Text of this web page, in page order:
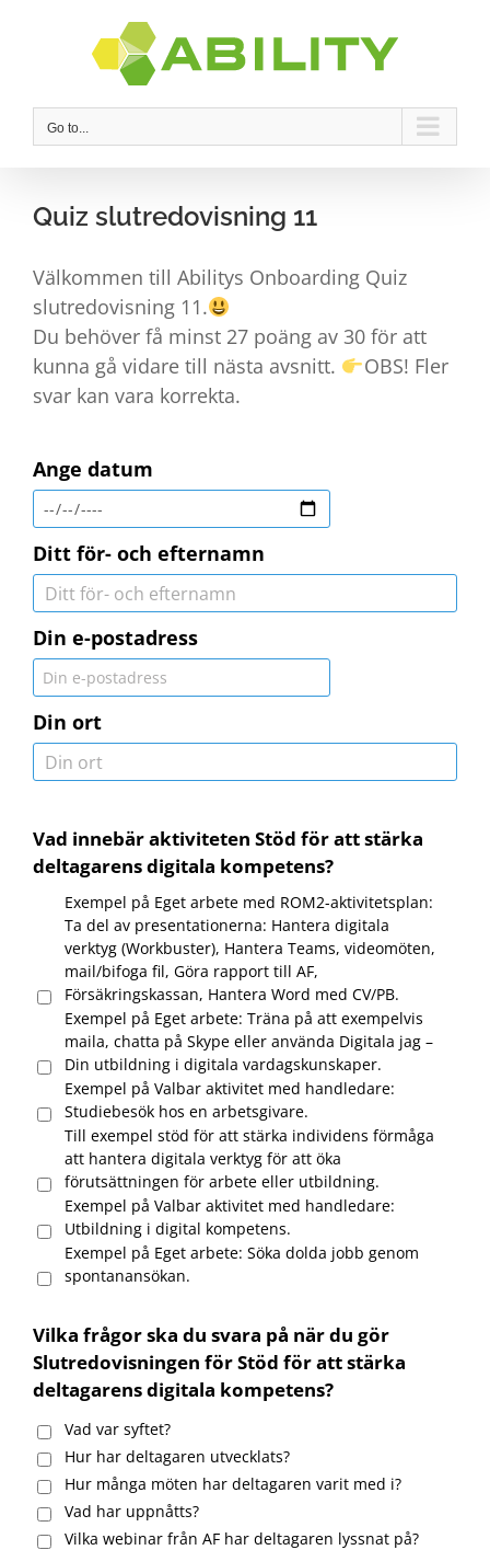
Go to...
Quiz slutredovisning 11
Välkommen till Abilitys Onboarding Quiz
slutredovisning 11.
Du behöver få minst 27 poäng av 30 för att
kunna gå vidare till nästa avsnitt.
OBS! Fler
svar kan vara korrekta.
Ange datum
Ditt för- och efternamn
Din e-postadress
Din ort
Vad innebär aktiviteten Stöd för att stärka
deltagarens digitala kompetens?
Exempel på Eget arbete med ROM2-aktivitetsplan:
Ta del av presentationerna: Hantera digitala
verktyg (Workbuster), Hantera Teams, videomöten,
mail/bifoga fil, Göra rapport till AF,
Försäkringskassan, Hantera Word med CV/PB.
Exempel på Eget arbete: Träna på att exempelvis
maila, chatta på Skype eller använda Digitala jag –
Din utbildning i digitala vardagskunskaper.
Exempel på Valbar aktivitet med handledare:
Studiebesök hos en arbetsgivare.
Till exempel stöd för att stärka individens förmåga
att hantera digitala verktyg för att öka
förutsättningen för arbete eller utbildning.
Exempel på Valbar aktivitet med handledare:
Utbildning i digital kompetens.
Exempel på Eget arbete: Söka dolda jobb genom
spontanansökan.
Vilka frågor ska du svara på när du gör
Slutredovisningen för Stöd för att stärka
deltagarens digitala kompetens?
Vad var syftet?
Hur har deltagaren utvecklats?
Hur många möten har deltagaren varit med i?
Vad har uppnåtts?
Vilka webinar från AF har deltagaren lyssnat på?